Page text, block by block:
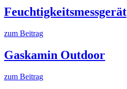
Feuchtigkeitsmessgerät
zum Beitrag
Gaskamin Outdoor
zum Beitrag